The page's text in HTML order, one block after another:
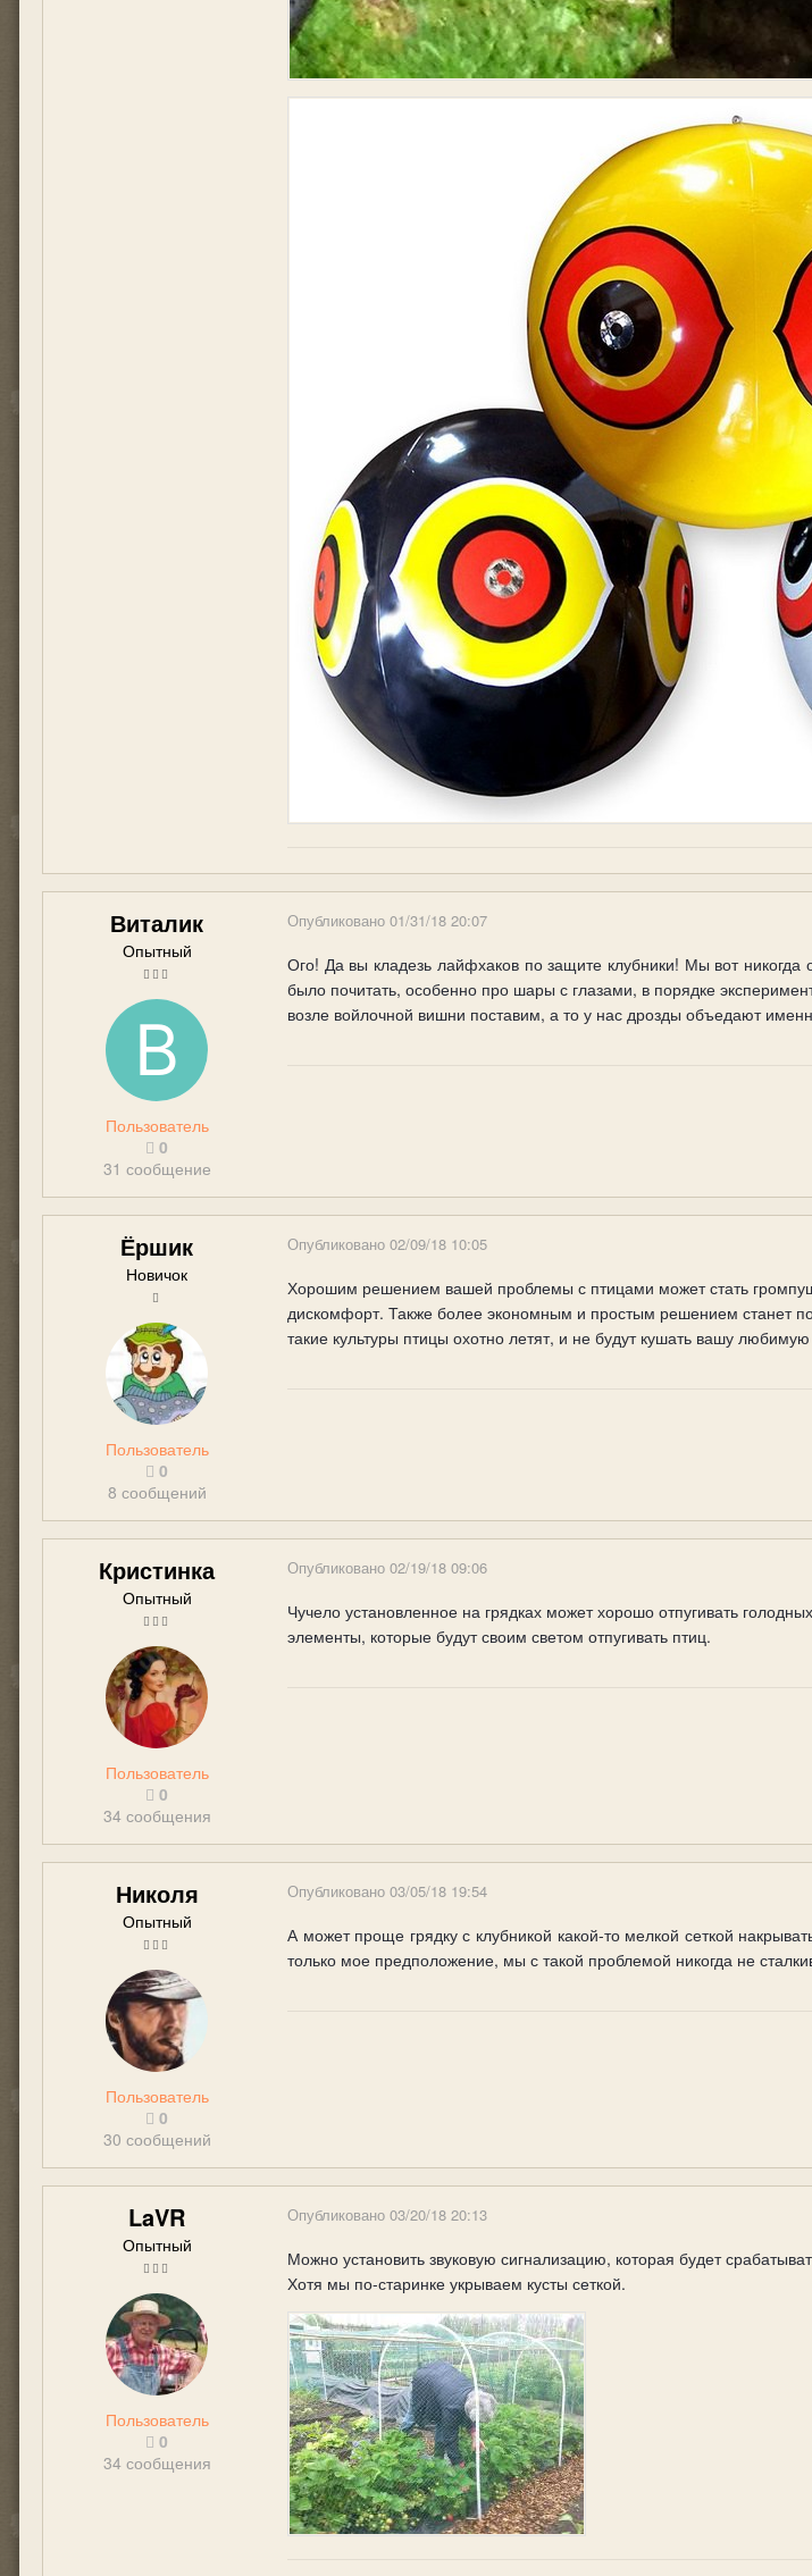
Виталик
Опытный
Пользователь
0
31 сообщение
Опубликовано 01/31/18 20:07
Ого! Да вы кладезь лайфхаков по защите клубники! Мы вот
было почитать, особенно про шары с глазами, в порядке
возле войлочной вишни поставим, а то у нас дрозды объедают
Ёршик
Новичок
Пользователь
0
8 сообщений
Опубликовано 02/09/18 10:05
Хорошим решением вашей проблемы с птицами может стать
дискомфорт. Также более экономным и простым решением станет
такие культуры птицы охотно летят, и не будут кушать вашу любимую
Кристинка
Опытный
Пользователь
0
34 сообщения
Опубликовано 02/19/18 09:06
Чучело установленное на грядках может хорошо отпугивать
элементы, которые будут своим светом отпугивать птиц.
Николя
Опытный
Пользователь
0
30 сообщений
Опубликовано 03/05/18 19:54
А может проще грядку с клубникой какой-то мелкой сеткой
только мое предположение, мы с такой проблемой никогда не
LaVR
Опытный
Пользователь
0
34 сообщения
Опубликовано 03/20/18 20:13
Можно установить звуковую сигнализацию, которая будет
Хотя мы по-старинке укрываем кусты сеткой.